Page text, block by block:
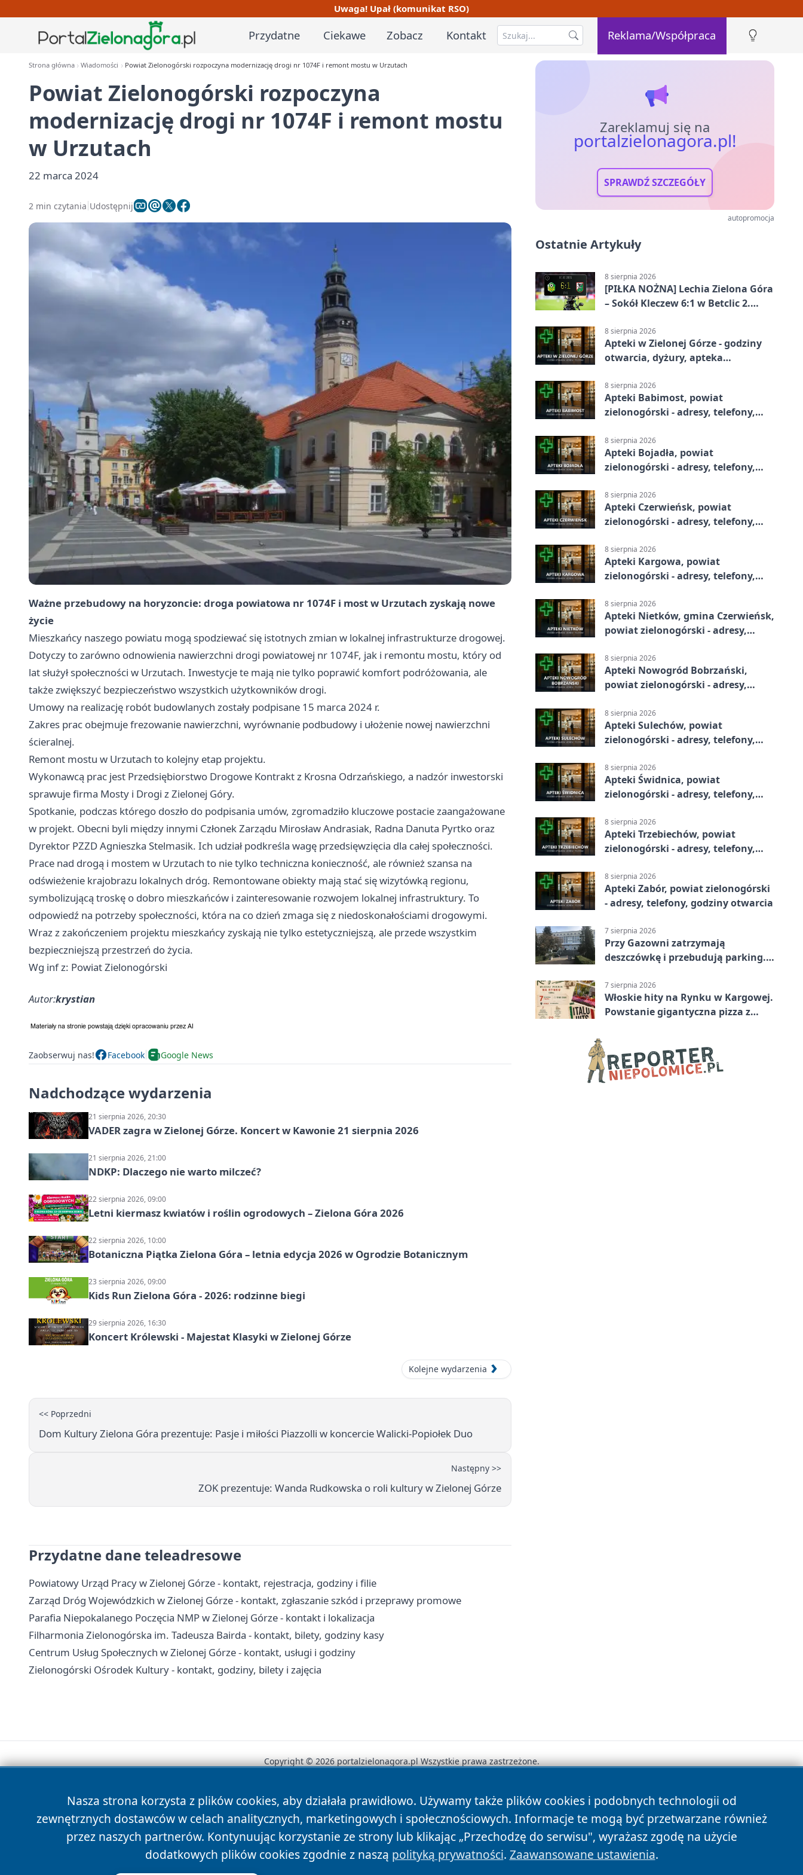
Uwaga! Upał (komunikat RSO)
Przydatne Ciekawe Zobacz Kontakt Reklama/Współpraca
Strona główna Wiadomości Powiat Zielonogórski rozpoczyna modernizację drogi nr 1074F i remont mostu w Urzutach
Powiat Zielonogórski rozpoczyna
modernizację drogi nr 1074F i remont mostu
w Urzutach
22 marca 2024
2 min czytania Udostępnij
Ważne przebudowy na horyzoncie: droga powiatowa nr 1074F i most w Urzutach zyskają nowe
życie
Mieszkańcy naszego powiatu mogą spodziewać się istotnych zmian w lokalnej infrastrukturze drogowej.
Dotyczy to zarówno odnowienia nawierzchni drogi powiatowej nr 1074F, jak i remontu mostu, który od
lat służył społeczności w Urzutach. Inwestycje te mają nie tylko poprawić komfort podróżowania, ale
także zwiększyć bezpieczeństwo wszystkich użytkowników drogi.
Umowy na realizację robót budowlanych zostały podpisane 15 marca 2024 r.
Zakres prac obejmuje frezowanie nawierzchni, wyrównanie podbudowy i ułożenie nowej nawierzchni
ścieralnej.
Remont mostu w Urzutach to kolejny etap projektu.
Wykonawcą prac jest Przedsiębiorstwo Drogowe Kontrakt z Krosna Odrzańskiego, a nadzór inwestorski
sprawuje firma Mosty i Drogi z Zielonej Góry.
Spotkanie, podczas którego doszło do podpisania umów, zgromadziło kluczowe postacie zaangażowane
w projekt. Obecni byli między innymi Członek Zarządu Mirosław Andrasiak, Radna Danuta Pyrtko oraz
Dyrektor PZZD Agnieszka Stelmasik. Ich udział podkreśla wagę przedsięwzięcia dla całej społeczności.
Prace nad drogą i mostem w Urzutach to nie tylko techniczna konieczność, ale również szansa na
odświeżenie krajobrazu lokalnych dróg. Remontowane obiekty mają stać się wizytówką regionu,
symbolizującą troskę o dobro mieszkańców i zainteresowanie rozwojem lokalnej infrastruktury. To
odpowiedź na potrzeby społeczności, która na co dzień zmaga się z niedoskonałościami drogowymi.
Wraz z zakończeniem projektu mieszkańcy zyskają nie tylko estetyczniejszą, ale przede wszystkim
bezpieczniejszą przestrzeń do życia.
Wg inf z: Powiat Zielonogórski
Autor:krystian
Zaobserwuj nas! Facebook Google News
Nadchodzące wydarzenia
21 sierpnia 2026, 20:30
VADER zagra w Zielonej Górze. Koncert w Kawonie 21 sierpnia 2026
21 sierpnia 2026, 21:00
NDKP: Dlaczego nie warto milczeć?
22 sierpnia 2026, 09:00
Letni kiermasz kwiatów i roślin ogrodowych – Zielona Góra 2026
22 sierpnia 2026, 10:00
Botaniczna Piątka Zielona Góra – letnia edycja 2026 w Ogrodzie Botanicznym
23 sierpnia 2026, 09:00
Kids Run Zielona Góra - 2026: rodzinne biegi
29 sierpnia 2026, 16:30
Koncert Królewski - Majestat Klasyki w Zielonej Górze
Kolejne wydarzenia
<< Poprzedni
Dom Kultury Zielona Góra prezentuje: Pasje i miłości Piazzolli w koncercie Walicki-Popiołek Duo
Następny >>
ZOK prezentuje: Wanda Rudkowska o roli kultury w Zielonej Górze
Przydatne dane teleadresowe
Powiatowy Urząd Pracy w Zielonej Górze - kontakt, rejestracja, godziny i filie
Zarząd Dróg Wojewódzkich w Zielonej Górze - kontakt, zgłaszanie szkód i przeprawy promowe
Parafia Niepokalanego Poczęcia NMP w Zielonej Górze - kontakt i lokalizacja
Filharmonia Zielonogórska im. Tadeusza Bairda - kontakt, bilety, godziny kasy
Centrum Usług Społecznych w Zielonej Górze - kontakt, usługi i godziny
Zielonogórski Ośrodek Kultury - kontakt, godziny, bilety i zajęcia
Zareklamuj się na
portalzielonagora.pl!
SPRAWDŹ SZCZEGÓŁY
autopromocja
Ostatnie Artykuły
8 sierpnia 2026
[PIŁKA NOŻNA] Lechia Zielona Góra
– Sokół Kleczew 6:1 w Betclic 2.
urządzili sobie festiwal strzelecki
8 sierpnia 2026
Apteki w Zielonej Górze - godziny
otwarcia, dyżury, apteka
8 sierpnia 2026
Apteki Babimost, powiat
zielonogórski - adresy, telefony,
8 sierpnia 2026
Apteki Bojadła, powiat
zielonogórski - adresy, telefony,
8 sierpnia 2026
Apteki Czerwieńsk, powiat
zielonogórski - adresy, telefony,
8 sierpnia 2026
Apteki Kargowa, powiat
zielonogórski - adresy, telefony,
8 sierpnia 2026
Apteki Nietków, gmina Czerwieńsk,
powiat zielonogórski - adresy,
8 sierpnia 2026
Apteki Nowogród Bobrzański,
powiat zielonogórski - adresy,
8 sierpnia 2026
Apteki Sulechów, powiat
zielonogórski - adresy, telefony,
8 sierpnia 2026
Apteki Świdnica, powiat
zielonogórski - adresy, telefony,
8 sierpnia 2026
Apteki Trzebiechów, powiat
zielonogórski - adresy, telefony,
8 sierpnia 2026
Apteki Zabór, powiat zielonogórski
- adresy, telefony, godziny otwarcia
7 sierpnia 2026
Przy Gazowni zatrzymają
deszczówkę i przebudują parking.
7 sierpnia 2026
Włoskie hity na Rynku w Kargowej.
Powstanie gigantyczna pizza z
Nasza strona korzysta z plików cookies, aby działała prawidłowo. Używamy także plików cookies i podobnych technologii od
zewnętrznych dostawców w celach analitycznych, marketingowych i społecznościowych. Informacje te mogą być przetwarzane również
przez naszych partnerów. Kontynuując korzystanie ze strony lub klikając „Przechodzę do serwisu", wyrażasz zgodę na użycie
dodatkowych plików cookies zgodnie z naszą polityką prywatności. Zaawansowane ustawienia.
Copyright © 2026 portalzielonagora.pl Wszystkie prawa zastrzeżone.
News Autorzy Polityka Prywatności Polityka Cookies